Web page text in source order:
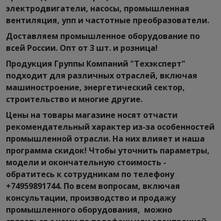
оборудование не подходит. Хорошая
производительность при относительно низком
вентиляторы экономичным решением для
долгосрочной эксплуатации. Простота
конструкции и установки снижает затраты на
монтаж и обслуживание. Малошумность в
работе обеспечивается динамической
балансировкой крыльчатки. Возможность
длительной работы без отключения позволяет
использовать вентиляторы YWF в системах
круглосуточной вентиляции.
Электрические параметры и управление
Внутри компактного корпуса вентилятора
размещено рабочее колесо с лопастями и
привод, смонтированный соосно крыльчатке. В
зависимости от типоразмера и исполнения
электродвигатели, насосы, промышленная
вентиляция, упп и частотные преобразователи.
Доставляем промышленное оборудование по
всей России. Опт от 3 шт. и розница!
Продукция Группы Компаний "Техэксперт"
подходит для различных отраслей, включая
машиностроение, энергетический сектор,
строительство и многие другие.
Цены на товары магазине носят отчасти
рекомендательный характер из-за особенностей
промышленной отрасли. На них влияет и наша
программа скидок! Чтобы уточнить параметры,
модели и окончательную стоимость -
обратитесь к сотрудникам по телефону
+74959891744. По всем вопросам, включая
консультации, производство и продажу
промышленного оборудования, можно